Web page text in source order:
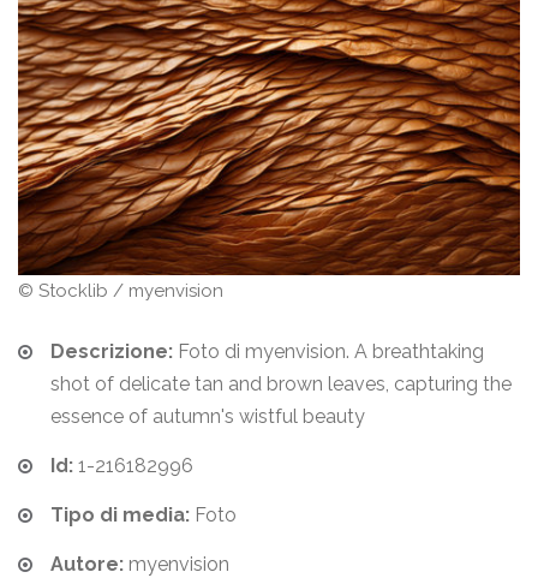
© Stocklib / myenvision
Descrizione: Foto di myenvision. A breathtaking
shot of delicate tan and brown leaves, capturing the
essence of autumn's wistful beauty
Id: 1-216182996
Tipo di media: Foto
Autore: myenvision